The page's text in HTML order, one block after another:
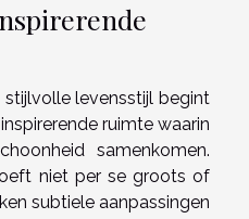
levensstijl begint
ruimte waarin
samenkomen.
niet per se groots of
subtiele aanpassingen